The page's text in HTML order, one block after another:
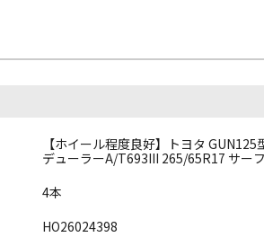
【ホイール程度良好】トヨタ
デューラーA/T693III 265/65R17 サー
4本
HO26024398